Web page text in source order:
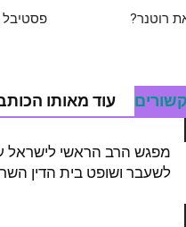
רוטנר?
עוד מאותו
מפגש הרב הראשי לישראל
לשעבר ושופט בית הדין